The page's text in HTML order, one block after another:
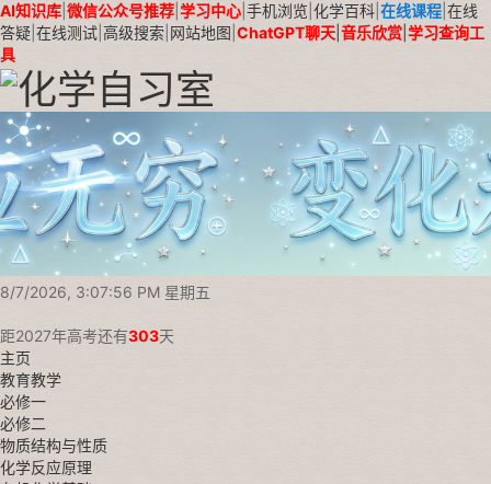
AI知识库 微信公众号推荐 学习中心 手机浏览 化学百科 在线课程 在线
答疑 在线测试 高级搜索 网站地图 ChatGPT聊天 音乐欣赏 学习查询工
具
8/7/2026, 3:07:58 PM 星期五
距2027年高考还有303天
主页
教育教学
必修一
必修二
物质结构与性质
化学反应原理